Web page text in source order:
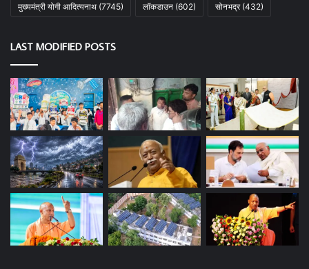
मुख्यमंत्री योगी आदित्यनाथ (7745) लॉकडाउन (602) सोनभद्र(432)
LAST MODIFIED POSTS